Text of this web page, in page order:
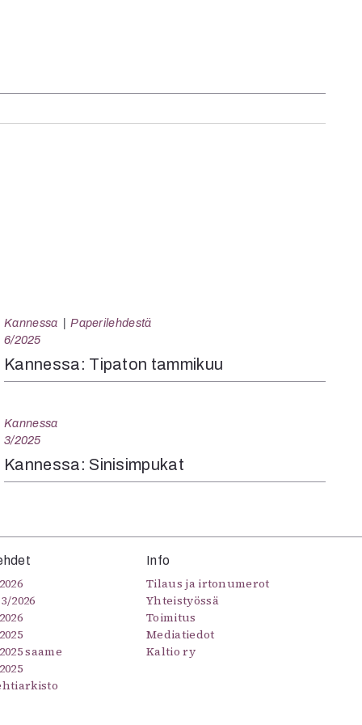
Kannessa
Paperilehdestä
6/2025
Kannessa: Tipaton tammikuu
Kannessa
3/2025
Kannessa: Sinisimpukat
2026
saame
Info
Tilaus ja irtonumerot
Yhteistyössä
Toimitus
Mediatiedot
Kaltio ry